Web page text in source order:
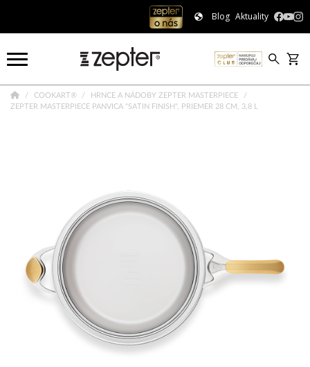
Blog Aktuality
COOKART®
HRNCE A NÁDOBY ZEPTER MASTERPIECE
ZEPTER MASTERPIECE PANVICA "SATIN FINISH", PRIEMER 28 CM, 3,8 L